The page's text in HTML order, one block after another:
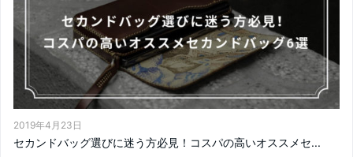
2019年4月23日
セカンドバッグ選びに迷う方必見！コスパの高いオススメセ...